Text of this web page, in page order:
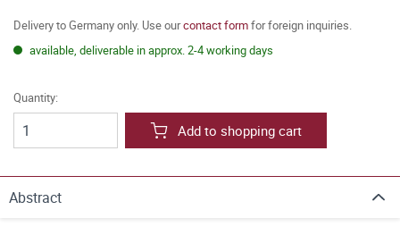
Delivery to Germany only. Use ourcontact formfor foreign inquiries.
available, deliverable in approx. 2-4 working days
Quantity:
Add to shopping cart
Abstract